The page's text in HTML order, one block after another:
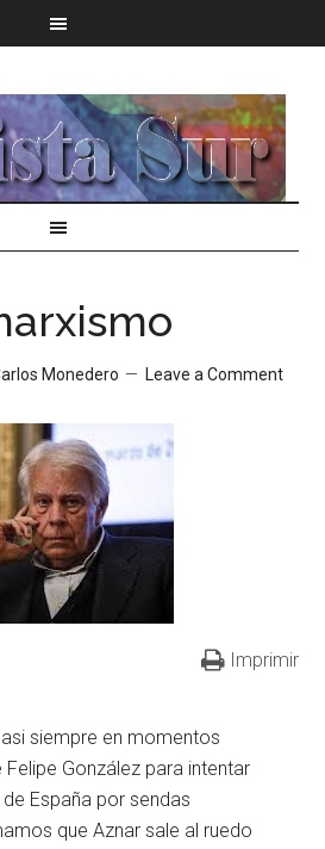
Monedero Leave a Comment
Imprimir
siempre en momentos
González para intentar
España por sendas
que Aznar sale al ruedo